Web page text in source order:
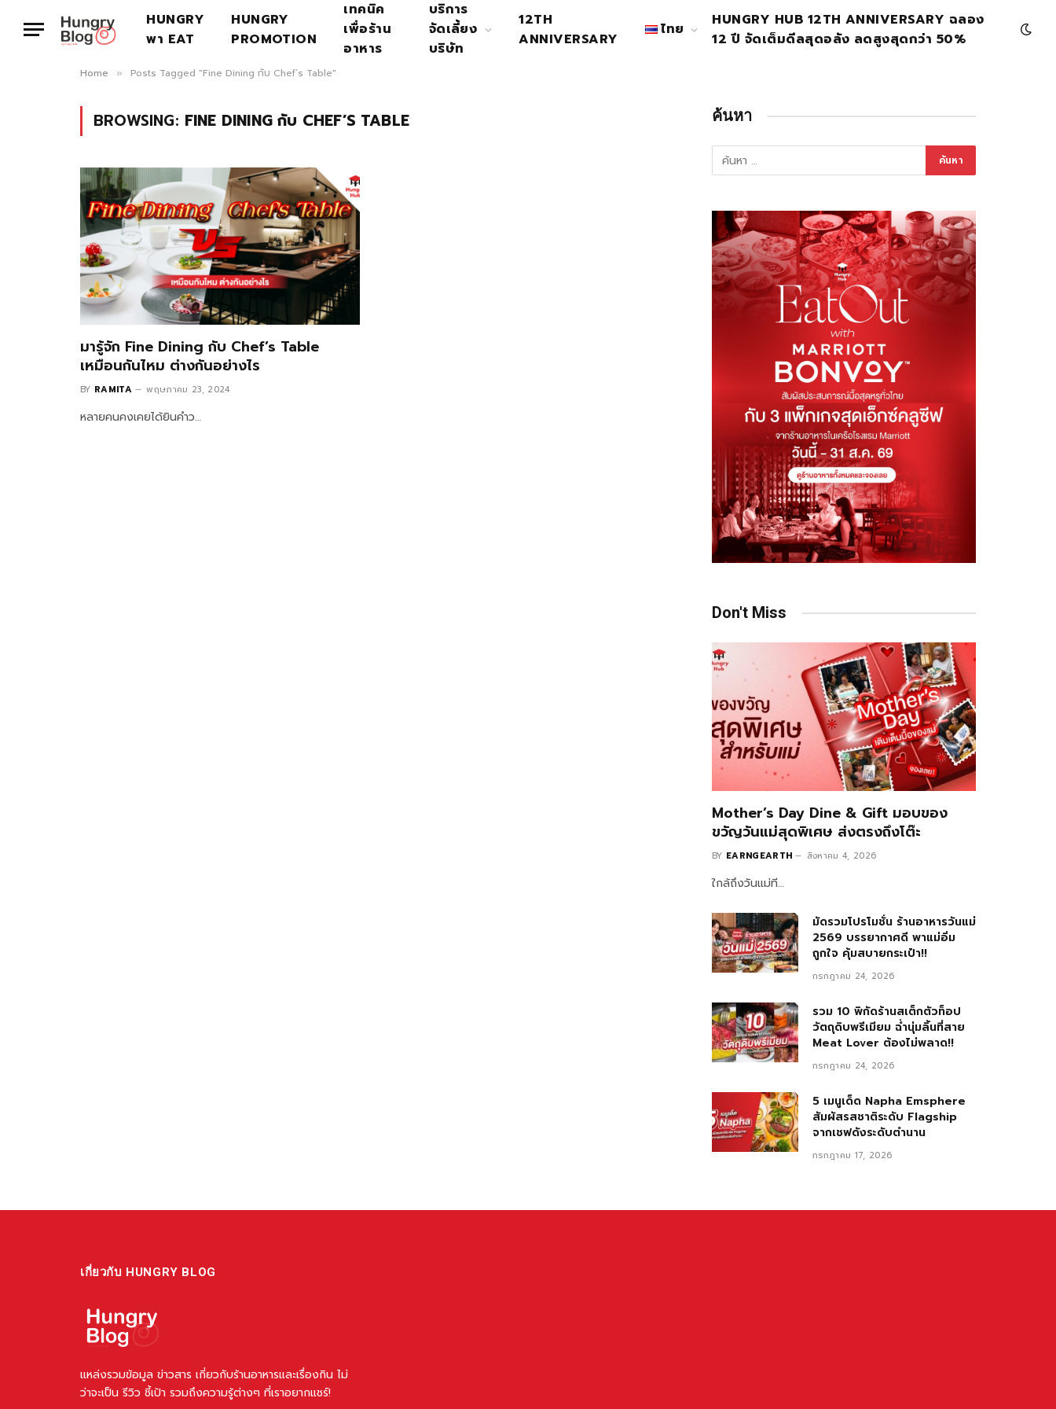
HUNGRY
พา EAT
HUNGRY
PROMOTION
เทคนิค
เพื่อร้าน
อาหาร
บริการ
จัดเลี้ยง
บริษัท
12TH
ANNIVERSARY
ไทย
HUNGRY HUB 12TH ANNIVERSARY ฉลอง
12 ปี จัดเต็มดีลสุดอลัง ลดสูงสุดกว่า 50%
Home » Posts Tagged "Fine Dining กับ Chef’s Table"
BROWSING: FINE DINING กับ CHEF’S TABLE
มารู้จัก Fine Dining กับ Chef’s Table
เหมือนกันไหม ต่างกันอย่างไร
BY RAMITA พฤษภาคม 23, 2024
หลายคนคงเคยได้ยินคำว…
ค้นหา
Don't Miss
Mother’s Day Dine & Gift มอบของ
ขวัญวันแม่สุดพิเศษ ส่งตรงถึงโต๊ะ
BY EARNGEARTH สิงหาคม 4, 2026
ใกล้ถึงวันแม่ที…
มัดรวมโปรโมชั่น ร้านอาหารวันแม่
2569 บรรยากาศดี พาแม่อิ่ม
ถูกใจ คุ้มสบายกระเป๋า!!
กรกฎาคม 24, 2026
รวม 10 พิกัดร้านสเต็กตัวท็อป
วัตถุดิบพรีเมียม ฉ่ำนุ่มลิ้นที่สาย
Meat Lover ต้องไม่พลาด!!
กรกฎาคม 24, 2026
5 เมนูเด็ด Napha Emsphere
สัมผัสรสชาติระดับ Flagship
จากเชฟดังระดับตำนาน
กรกฎาคม 17, 2026
เกี่ยวกับ HUNGRY BLOG
แหล่งรวมข้อมูล ข่าวสาร เกี่ยวกับร้านอาหารและเรื่องกิน ไม่
ว่าจะเป็น รีวิว ชี้เป้า รวมถึงความรู้ต่างๆ ที่เราอยากแชร์!